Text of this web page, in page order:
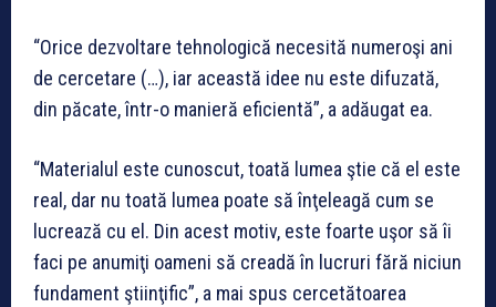
“Orice dezvoltare tehnologică necesită numeroşi ani
de cercetare (…), iar această idee nu este difuzată,
din păcate, într-o manieră eficientă”, a adăugat ea.
“Materialul este cunoscut, toată lumea ştie că el este
real, dar nu toată lumea poate să înţeleagă cum se
lucrează cu el. Din acest motiv, este foarte uşor să îi
faci pe anumiţi oameni să creadă în lucruri fără niciun
fundament ştiinţific”, a mai spus cercetătoarea